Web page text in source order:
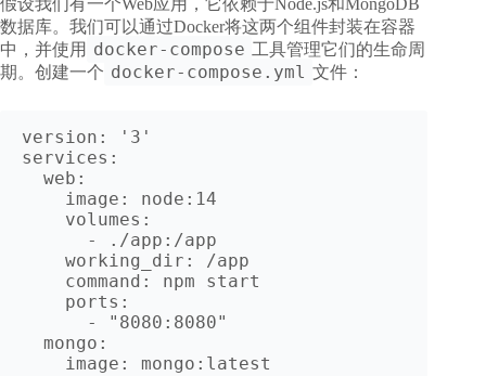
数据库。我们可以通过Docker将这两个组件封装在容器
中，并使用 docker-compose 工具管理它们的生命周
期。创建一个 docker-compose.yml 文件：
version: '3'
services: